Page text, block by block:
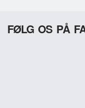
FØLG OS PÅ